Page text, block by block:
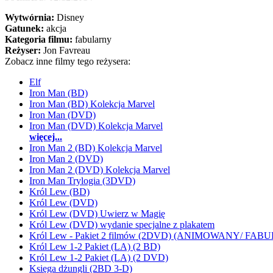
Wytwórnia: Disney
Gatunek: akcja
Kategoria filmu: fabularny
Reżyser: Jon Favreau
Zobacz inne filmy tego reżysera:
Elf
Iron Man (BD)
Iron Man (BD) Kolekcja Marvel
Iron Man (DVD)
Iron Man (DVD) Kolekcja Marvel
więcej...
Iron Man 2 (BD) Kolekcja Marvel
Iron Man 2 (DVD)
Iron Man 2 (DVD) Kolekcja Marvel
Iron Man Trylogia (3DVD)
Król Lew (BD)
Król Lew (DVD)
Król Lew (DVD) Uwierz w Magię
Król Lew (DVD) wydanie specjalne z plakatem
Król Lew - Pakiet 2 filmów (2DVD) (ANIMOWANY/
Król Lew 1-2 Pakiet (LA) (2 BD)
Król Lew 1-2 Pakiet (LA) (2 DVD)
Księga dżungli (2BD 3-D)